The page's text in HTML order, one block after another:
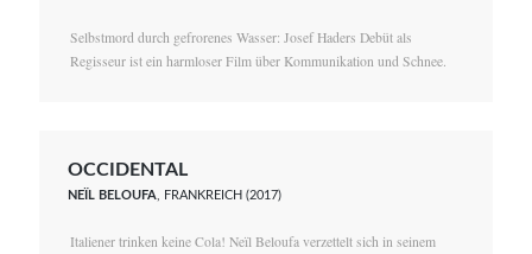
Selbstmord durch gefrorenes Wasser: Josef Haders Debüt als
Regisseur ist ein harmloser Film über Kommunikation und Schnee.
OCCIDENTAL
NEÏL BELOUFA , FRANKREICH (2017)
Italiener trinken keine Cola! Neïl Beloufa verzettelt sich in seinem